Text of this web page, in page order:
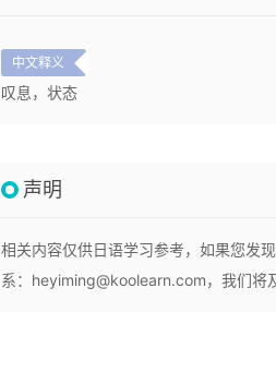
中文释义
叹息，状态
声明
相关内容仅供日语学习参考，如果您发
系：heyiming@koolearn.com，我们将